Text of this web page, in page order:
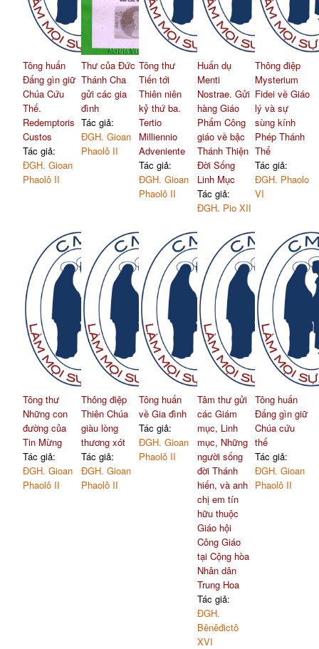
Tông huấn
Đấng gìn giữ
Chúa Cứu
Thế.
Redemptoris
Custos
Tác giả:
ĐGH. Gioan
Phaolô II
Thư của Đức
Thánh Cha
gửi các gia
đình
Tác giả:
ĐGH. Gioan
Phaolô II
Tông thư
Tiến tới
Thiên niên
kỷ thứ ba.
Tertio
Milliennio
Adveniente
Tác giả:
ĐGH. Gioan
Phaolô II
Huấn dụ
Menti
Nostrae. Gửi
hàng Giáo
Phẩm Công
giáo về bậc
Thánh Thiện
Đời Sống
Linh Mục
Tác giả:
ĐGH. Pio XII
Thông điệp
Mysterium
Fidei về Giáo
lý và sự
sùng kính
Phép Thánh
Thể
Tác giả:
ĐGH. Phaolo
VI
Tông thư
Những con
đường của
Tin Mừng
Tác giả:
ĐGH. Gioan
Phaolô II
Thông điệp
Thiên Chúa
giàu lòng
thương xót
Tác giả:
ĐGH. Gioan
Phaolô II
Tông huấn
về Gia đình
Tác giả:
ĐGH. Gioan
Phaolô II
Tâm thư gửi
các Giám
mục, Linh
mục, Những
người sống
đời Thánh
hiến, và anh
chị em tín
hữu thuộc
Giáo hội
Công Giáo
tại Cộng hòa
Nhân dân
Trung Hoa
Tác giả:
ĐGH.
Bênêđictô
XVI
Tông huấn
Đấng gìn giữ
Chúa cứu
thế
Tác giả:
ĐGH. Gioan
Phaolô II